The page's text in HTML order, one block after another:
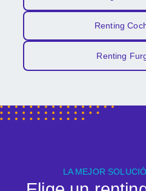
Renting
Renting
LA MEJOR